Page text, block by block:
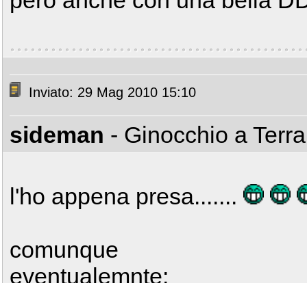
Inviato: 29 Mag 2010 15:10
sideman - Ginocchio a
l'ho appena presa.......
comunque
eventualemnte: